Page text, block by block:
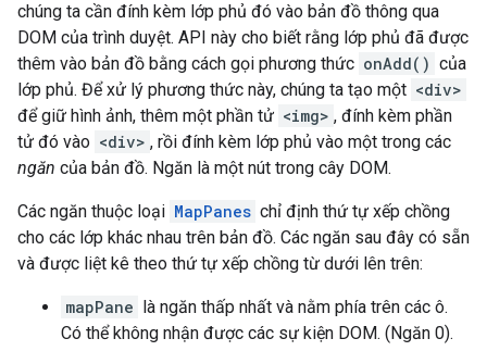
chúng ta cần đính kèm lớp phủ đó vào bản đồ thông qua
DOM của trình duyệt. API này cho biết rằng lớp phủ đã được
thêm vào bản đồ bằng cách gọi phương thức onAdd() của
lớp phủ. Để xử lý phương thức này, chúng ta tạo một <div>
để giữ hình ảnh, thêm một phần tử <img> , đính kèm phần
tử đó vào <div> , rồi đính kèm lớp phủ vào một trong các
ngăn của bản đồ. Ngăn là một nút trong cây DOM.
Các ngăn thuộc loại MapPanes chỉ định thứ tự xếp chồng
cho các lớp khác nhau trên bản đồ. Các ngăn sau đây có sẵn
và được liệt kê theo thứ tự xếp chồng từ dưới lên trên:
mapPane
là ngăn thấp nhất và nằm phía trên các ô.
Có thể không nhận được các sự kiện DOM. (Ngăn 0).